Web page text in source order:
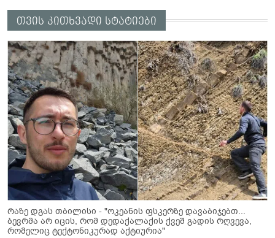
თვის კითხვადი სტატიები
რაზე დგას თბილისი - "ოკეანის ფსკერზე დავაბიჯებთ...
ბევრმა არ იცის, რომ დედაქალაქის ქვეშ გადის რღვევა,
რომელიც ტექტონიკურად აქტიურია"